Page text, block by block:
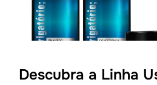
Descubra a Linha